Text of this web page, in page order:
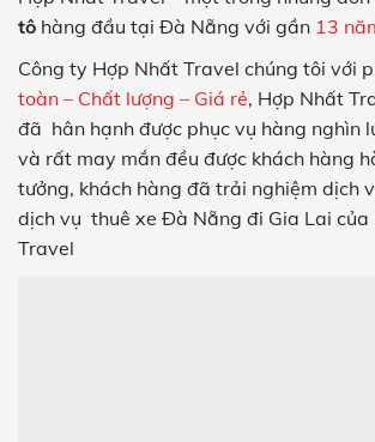
tô hàng đầu tại Đà Nẵng với gần 13
Công ty Hợp Nhất Travel chúng tôi với
toàn – Chất lượng – Giá rẻ, Hợp Nhất
đã hân hạnh được phục vụ hàng nghìn
và rất may mắn đều được khách hàng
tưởng, khách hàng đã trải nghiệm dịch
dịch vụ thuê xe Đà Nẵng đi Gia Lai của
Travel